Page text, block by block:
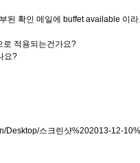
된 확인 메일에 buffet available 이
로 적용되는건가요?
요?
Desktop/스크린샷%202013-12-